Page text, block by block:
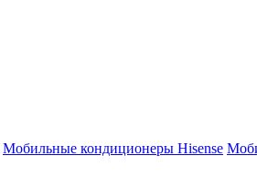
Мобильные кондиционеры Hisense